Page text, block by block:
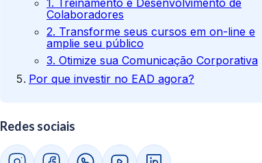
1. Treinamento e Desenvolvimento de
Colaboradores
2. Transforme seus cursos em on-line e
amplie seu público
3. Otimize sua Comunicação Corporativa
Por que investir no EAD agora?
Redes sociais